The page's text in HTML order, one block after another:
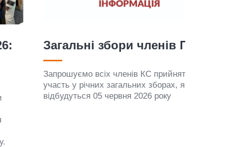
Загальні збори членів ПВКС
Запрошуємо всіх членів КС прийняти
участь у річних загальних зборах, які
відбудуться 05 червня 2026 року